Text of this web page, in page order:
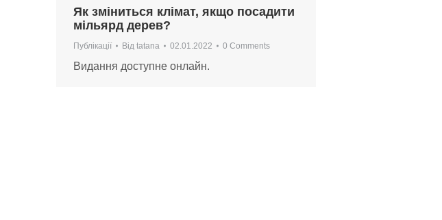
Як зміниться клімат, якщо посадити
мільярд дерев?
Публікації Від tatana 02.01.2022 0 Comments
Видання доступне онлайн.